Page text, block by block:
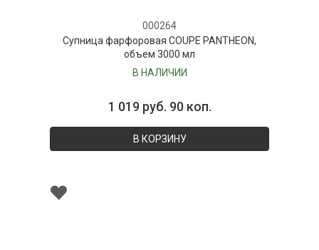
000264
Супница фарфоровая COUPE PANTHEON,
объем 3000 мл
В НАЛИЧИИ
1 019 руб. 90 коп.
В КОРЗИНУ